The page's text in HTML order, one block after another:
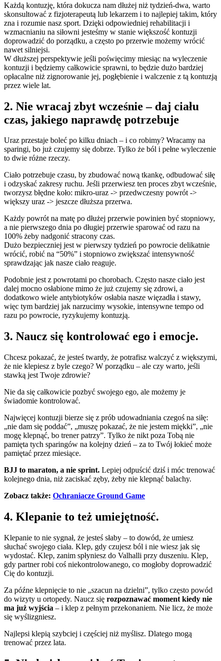
Każdą kontuzję, która dokucza nam dłużej niż tydzień-dwa, warto
skonsultować z fizjoterapeutą lub lekarzem i to najlepiej takim, który
zna i rozumie nasz sport. Dzięki odpowiedniej rehabilitacji i
wzmacnianiu na siłowni jesteśmy w stanie większość kontuzji
doprowadzić do porządku, a często po przerwie możemy wrócić
nawet silniejsi.
W dłuższej perspektywie jeśli poświęcimy miesiąc na wyleczenie
kontuzji i będziemy całkowicie sprawni, to będzie dużo bardziej
opłacalne niż zignorowanie jej, pogłębienie i walczenie z tą kontuzją
przez wiele lat.
2. Nie wracaj zbyt wcześnie – daj ciału
czas, jakiego naprawdę potrzebuje
Uraz przestaje boleć po kilku dniach – i co robimy? Wracamy na
sparingi, bo już czujemy się dobrze. Tylko że ból i pełne wyleczenie
to dwie różne rzeczy.
Ciało potrzebuje czasu, by zbudować nową tkankę, odbudować siłę
i odzyskać zakresy ruchu. Jeśli przerwiesz ten proces zbyt wcześnie,
tworzysz błędne koło: mikro-uraz -> przedwczesny powrót ->
większy uraz -> jeszcze dłuższa przerwa.
Każdy powrót na matę po dłużej przerwie powinien być stopniowy,
a nie pierwszego dnia po długiej przerwie sparować od razu na
100% żeby nadgonić stracony czas.
Dużo bezpieczniej jest w pierwszy tydzień po powrocie delikatnie
wrócić, robić na “50%” i stopniowo zwiększać intensywność
sprawdzając jak nasze ciało reaguje.
Podobnie jest z powrotami po chorobach. Często nasze ciało jest
dalej mocno osłabione mimo że już czujemy się zdrowi, a
dodatkowo wiele antybiotyków osłabia nasze więzadła i stawy,
więc tym bardziej jak narzucimy wysokie, intensywne tempo od
razu po powrocie, ryzykujemy kontuzją.
3. Naucz się kontrolować ego i emocje.
Chcesz pokazać, że jesteś twardy, że potrafisz walczyć z większymi,
że nie klepiesz z byle czego? W porządku – ale czy warto, jeśli
stawką jest Twoje zdrowie?
Nie da się całkowicie pozbyć swojego ego, ale możemy je
świadomie kontrolować.
Najwięcej kontuzji bierze się z prób udowadniania czegoś na siłę:
„nie dam się poddać”, „muszę pokazać, że nie jestem miękki”, „nie
mogę klepnąć, bo trener patrzy”. Tylko że nikt poza Tobą nie
pamięta tych sparingów na kolejny dzień – za to Twój łokieć może
pamiętać przez miesiące.
BJJ to maraton, a nie sprint. Lepiej odpuścić dziś i móc trenować
kolejnego dnia, niż zaciskać zęby, żeby nie klepnąć balachy.
Zobacz także: Ochraniacze Ground Game
4. Klepanie to też umiejętność.
Klepanie to nie sygnał, że jesteś słaby – to dowód, że umiesz
słuchać swojego ciała. Klep, gdy czujesz ból i nie wiesz jak się
wydostać. Klep, zanim spłyniesz do Valhalli przy duszeniu. Klep,
gdy partner robi coś niekontrolowanego, co mogłoby doprowadzić
Cię do kontuzji.
Za późne klepnięcie to nie „szacun na dzielni”, tylko często powód
do wizyty u ortopedy. Naucz się rozpoznawać moment kiedy nie
ma już wyjścia – i klep z pełnym przekonaniem. Nie licz, że może
się wyślizgniesz.
Najlepsi klepią szybciej i częściej niż myślisz. Dlatego mogą
trenować przez lata.